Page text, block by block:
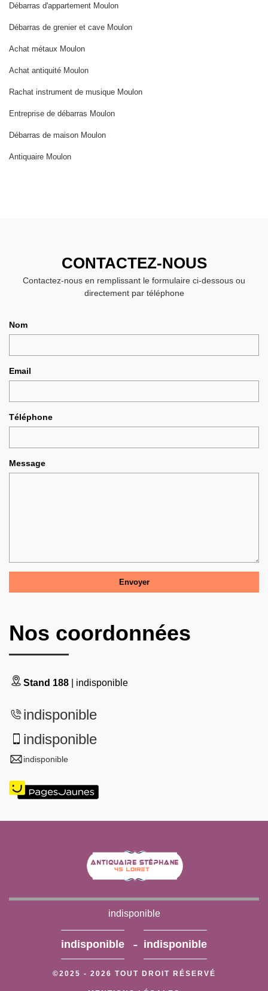
Débarras d'appartement Moulon
Débarras de grenier et cave Moulon
Achat métaux Moulon
Achat antiquité Moulon
Rachat instrument de musique Moulon
Entreprise de débarras Moulon
Débarras de maison Moulon
Antiquaire Moulon
CONTACTEZ-NOUS
Contactez-nous en remplissant le formulaire ci-dessous ou
directement par téléphone
Nom
Email
Téléphone
Message
Nos coordonnées
Stand 188 | indisponible
indisponible
indisponible
indisponible
indisponible
indisponible - indisponible
©2025 - 2026 TOUT DROIT RÉSERVÉ